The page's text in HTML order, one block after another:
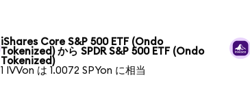
iShares Core S&P 500 ETF (Ondo
Tokenized) から SPDR S&P 500 ETF (Ondo
Tokenized)
1 IVVon は 1.0072 SPYon に相当